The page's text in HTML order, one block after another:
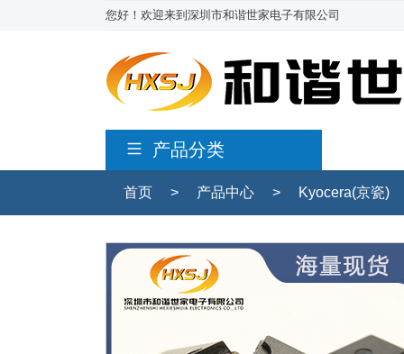
您好！欢迎来到深圳市和谐世家电子有限公司
产品分类
首页 > 产品中心 > Kyocera(京瓷)